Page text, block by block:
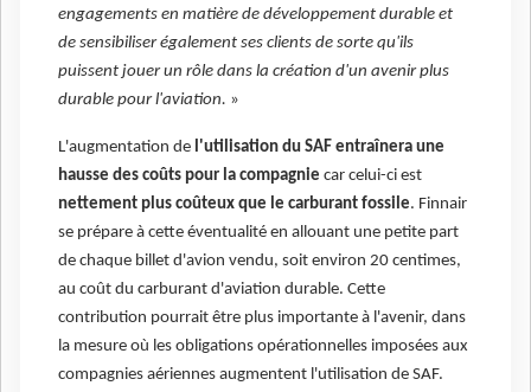
engagements en matière de développement durable et
de sensibiliser également ses clients de sorte qu'ils
puissent jouer un rôle dans la création d'un avenir plus
durable pour l'aviation. »
L'augmentation de l'utilisation du SAF entraînera une
hausse des coûts pour la compagnie car celui-ci est
nettement plus coûteux que le carburant fossile. Finnair
se prépare à cette éventualité en allouant une petite part
de chaque billet d'avion vendu, soit environ 20 centimes,
au coût du carburant d'aviation durable. Cette
contribution pourrait être plus importante à l'avenir, dans
la mesure où les obligations opérationnelles imposées aux
compagnies aériennes augmentent l'utilisation de SAF.